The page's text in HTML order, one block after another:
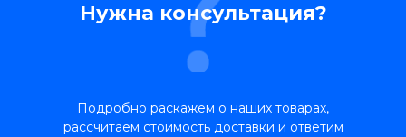
Нужна консультация?
Подробно раскажем о наших товарах,
рассчитаем стоимость доставки и ответим